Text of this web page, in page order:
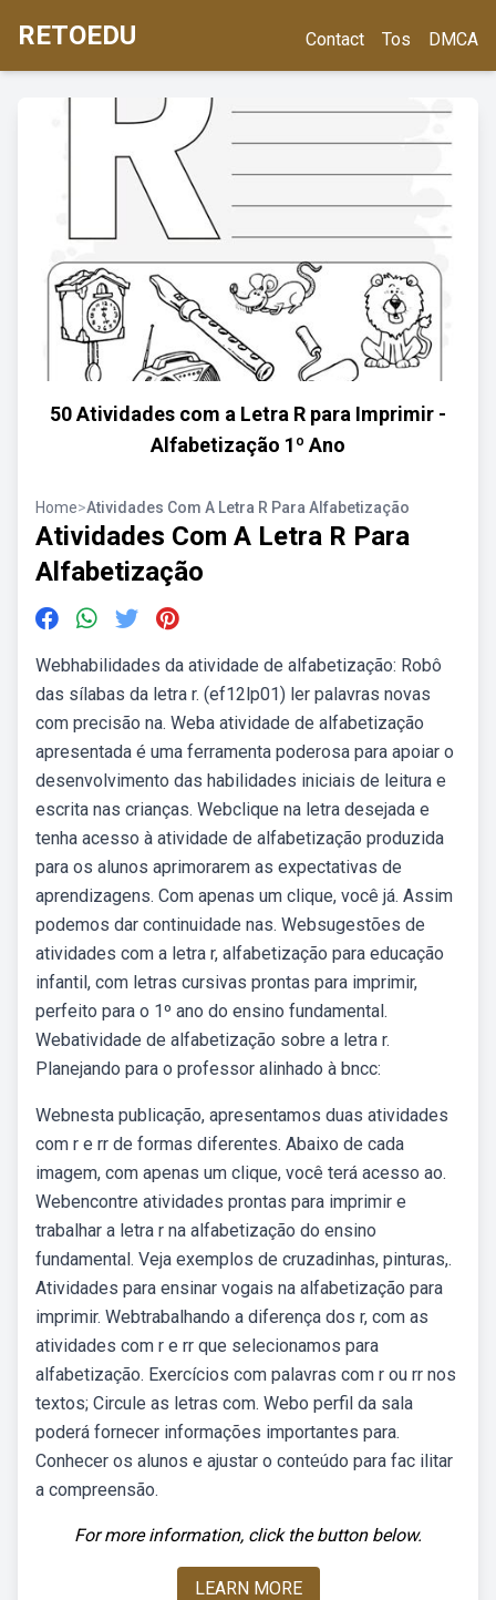
RETOEDU Contact Tos DMCA
50 Atividades com a Letra R para Imprimir -
Alfabetização 1º Ano
Home>Atividades Com A Letra R Para Alfabetização
Atividades Com A Letra R Para
Alfabetização
Webhabilidades da atividade de alfabetização: Robô
das sílabas da letra r. (ef12lp01) ler palavras novas
com precisão na. Weba atividade de alfabetização
apresentada é uma ferramenta poderosa para apoiar o
desenvolvimento das habilidades iniciais de leitura e
escrita nas crianças. Webclique na letra desejada e
tenha acesso à atividade de alfabetização produzida
para os alunos aprimorarem as expectativas de
aprendizagens. Com apenas um clique, você já. Assim
podemos dar continuidade nas. Websugestões de
atividades com a letra r, alfabetização para educação
infantil, com letras cursivas prontas para imprimir,
perfeito para o 1º ano do ensino fundamental.
Webatividade de alfabetização sobre a letra r.
Planejando para o professor alinhado à bncc:
Webnesta publicação, apresentamos duas atividades
com r e rr de formas diferentes. Abaixo de cada
imagem, com apenas um clique, você terá acesso ao.
Webencontre atividades prontas para imprimir e
trabalhar a letra r na alfabetização do ensino
fundamental. Veja exemplos de cruzadinhas, pinturas,.
Atividades para ensinar vogais na alfabetização para
imprimir. Webtrabalhando a diferença dos r, com as
atividades com r e rr que selecionamos para
alfabetização. Exercícios com palavras com r ou rr nos
textos; Circule as letras com. Webo perfil da sala
poderá fornecer informações importantes para.
Conhecer os alunos e ajustar o conteúdo para fac ilitar
a compreensão.
For more information, click the button below.
LEARN MORE